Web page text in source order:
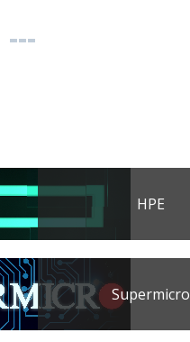
HPE
Supermicro